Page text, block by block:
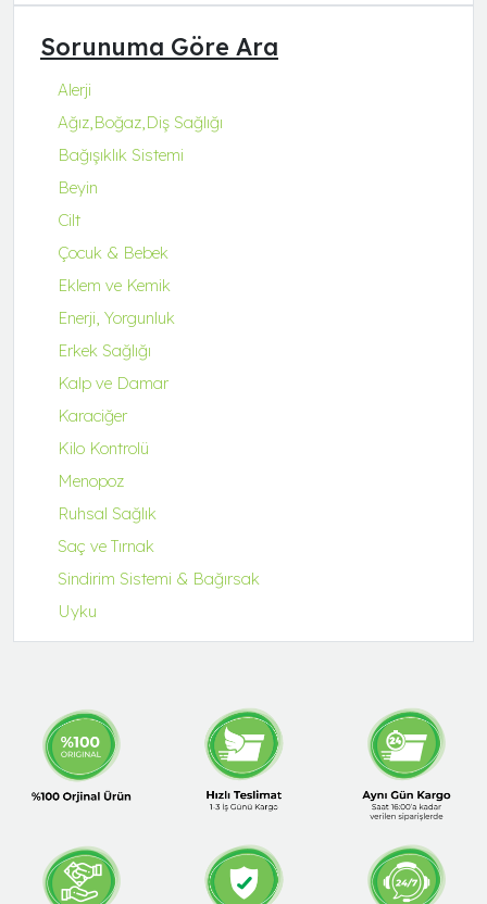
Q-Collagen
Q-Fit
Q-MENA
Q-UZU
ROBİN&ODİN
Sorunuma Göre Ara
Alerji
Ağız,Boğaz,Diş Sağlığı
Bağışıklık Sistemi
Beyin
Cilt
Çocuk & Bebek
Eklem ve Kemik
Enerji, Yorgunluk
Erkek Sağlığı
Kalp ve Damar
Karaciğer
Kilo Kontrolü
Menopoz
Ruhsal Sağlık
Saç ve Tırnak
Sindirim Sistemi & Bağırsak
Uyku